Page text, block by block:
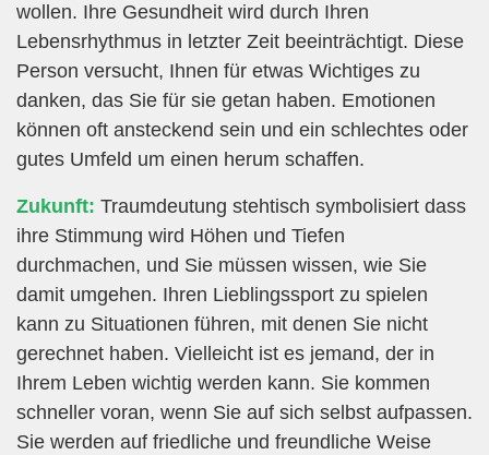
wollen. Ihre Gesundheit wird durch Ihren
Lebensrhythmus in letzter Zeit beeinträchtigt. Diese
Person versucht, Ihnen für etwas Wichtiges zu
danken, das Sie für sie getan haben. Emotionen
können oft ansteckend sein und ein schlechtes oder
gutes Umfeld um einen herum schaffen.
Zukunft: Traumdeutung stehtisch symbolisiert dass
ihre Stimmung wird Höhen und Tiefen
durchmachen, und Sie müssen wissen, wie Sie
damit umgehen. Ihren Lieblingssport zu spielen
kann zu Situationen führen, mit denen Sie nicht
gerechnet haben. Vielleicht ist es jemand, der in
Ihrem Leben wichtig werden kann. Sie kommen
schneller voran, wenn Sie auf sich selbst aufpassen.
Sie werden auf friedliche und freundliche Weise